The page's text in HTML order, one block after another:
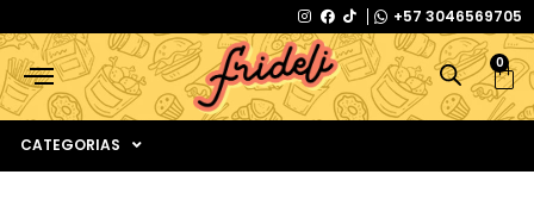
+57 3046569705
0
CATEGORIAS